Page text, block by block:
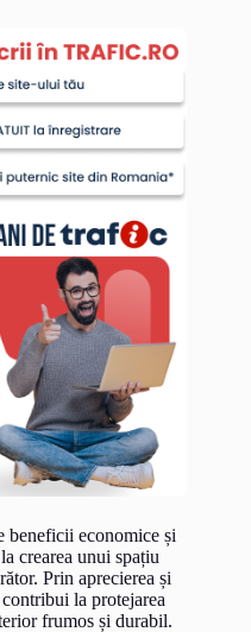
beneficii economice și
crearea unui spațiu
Prin aprecierea și
la protejarea
frumos și durabil.